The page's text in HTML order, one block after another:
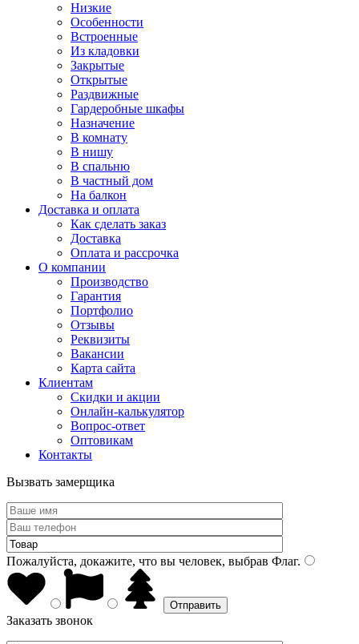
Низкие
Особенности
Встроенные
Из кладовки
Закрытые
Открытые
Раздвижные
Гардеробные шкафы
Назначение
В комнату
В нишу
В спальню
В частный дом
На балкон
Доставка и оплата
Как сделать заказ
Доставка
Оплата и рассрочка
О компании
Производство
Гарантия
Портфолио
Отзывы
Реквизиты
Вакансии
Карта сайта
Клиентам
Скидки и акции
Онлайн-калькулятор
Вопрос-ответ
Оптовикам
Контакты
Вызвать замерщика
Пожалуйста, докажите, что вы человек, выбрав Флаг.
Заказать звонок